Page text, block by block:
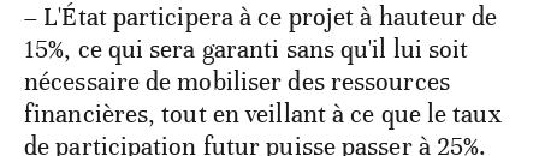
– L'État participera à ce projet à hauteur de
15%, ce qui sera garanti sans qu'il lui soit
nécessaire de mobiliser des ressources
financières, tout en veillant à ce que le taux
de participation futur puisse passer à 25%.